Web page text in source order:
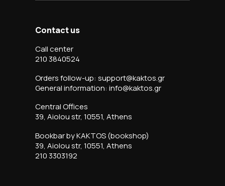
Contact us
Call center
210 3840524
Orders follow-up: support@kaktos.gr
General information: info@kaktos.gr
Central Offices
39, Aiolou str, 10551, Athens
Bookbar by KAKTOS (bookshop)
39, Aiolou str, 10551, Athens
210 3303192